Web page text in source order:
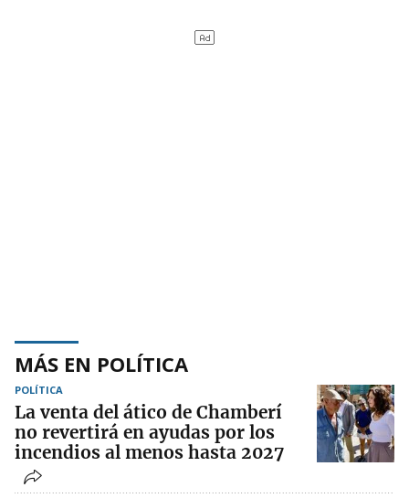
MÁS EN POLÍTICA
POLÍTICA
La venta del ático de Chamberí
no revertirá en ayudas por los
incendios al menos hasta 2027